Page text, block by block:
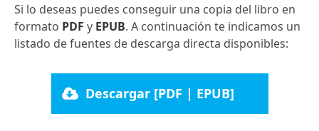
Si lo deseas puedes conseguir una copia del libro en
formato PDF y EPUB. A continuación te indicamos un
listado de fuentes de descarga directa disponibles:
Descargar [PDF | EPUB]